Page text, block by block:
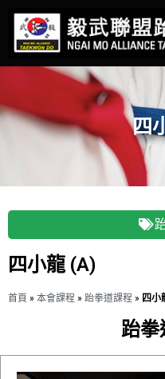
四
四小龍 (A)
首頁 »本會課程 »跆拳道課程 » 四小
跆拳